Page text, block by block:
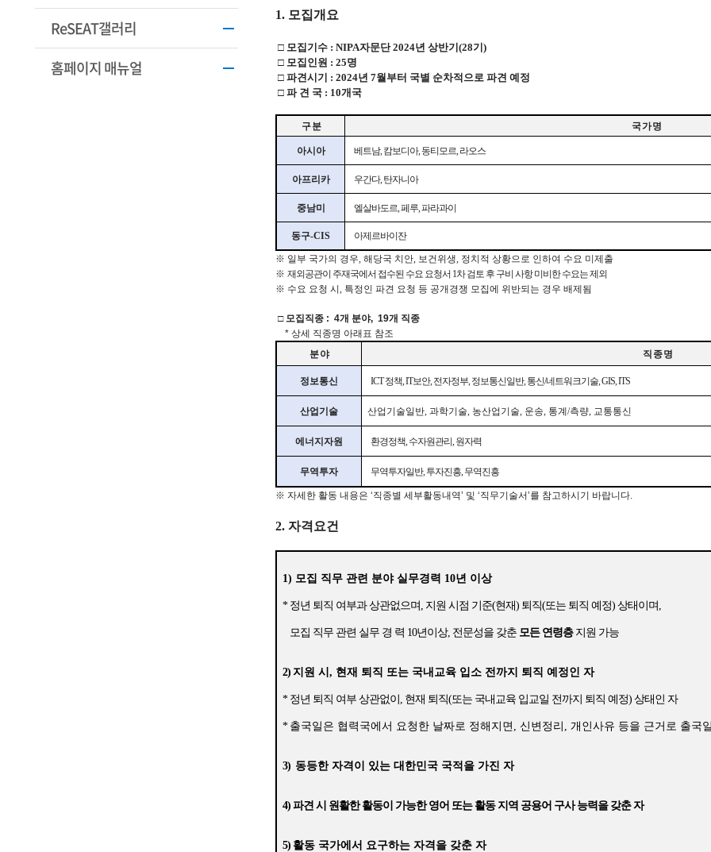
R
ReSEAT갤러리
홈페이지 매뉴얼
1. 모집개요
□ 모집기수 : NIPA자문단 2024년 상반기(28기)
□ 모집인원 : 25명
□ 파견시기 : 2024년 7월부터 국별 순차적으로 파견 예정
□ 파 견 국 : 10개국
구 분 국 가 명
아시아 베트남,캄보디아,동티모르,라오스
아프리카 우간다,탄자니아
중남미 엘살바도르,페루,파라과이
동구-CIS 아제르바이잔
※ 일부 국가의 경우, 해당국 치안, 보건위생, 정치적 상황으로 인하여 수요 미제출
※ 재외공관이 주재국에서 접수된 수요 요청서 1차 검토 후 구비 사항 미비한 수요는 제외
※ 수요 요청 시 , 특정인 파견 요청 등 공개경쟁 모집에 위반되는 경우 배제됨
□ 모집직종 : 4개 분야, 19개 직종
* 상세 직종명 아래표 참조
분야 직 종 명
정보통신 ICT정책, IT보안,전자정부,정보통신일반,통신/네트워크기술, GIS, ITS
산업기술 산업기술일반,과학기술, 농산업기술, 운송, 통계/측량, 교통통신
에너지자원 환경정책,수자원관리,원자력
무역투자 무역투자일반,투자진흥,무역진흥
※ 자세한 활동 내용은 ‘직종별 세부활동내역’ 및 ‘직무기술서’를 참고하시기 바랍니다.
2. 자격요건
1) 모집 직무 관련 분야 실무경력 10년 이상
* 정년 퇴직 여부과 상관없으며 , 지원 시점 기준(현재) 퇴직(또는 퇴직 예정) 상태이며 ,
모집 직무 관련 실무 경 력 10년이상, 전문성을 갖춘 모든 연령층 지원 가능
2) 지원 시 , 현재 퇴직 또는 국내교육 입소 전까지 퇴직 예정인 자
* 정년 퇴직 여부 상관없이 , 현재 퇴직(또는 국내교육 입교일 전까지 퇴직 예정) 상태인 자
* 출국일은 협력국에서 요청한 날짜로 정해지면 , 신변정리 , 개인사유 등을 근거로 출국
3) 동등한 자격이 있는 대한민국 국적을 가진 자
4) 파견 시 원활한 활동이 가능한 영어 또는 활동 지역 공용어 구사 능력을 갖춘 자
5) 활동 국가에서 요구하는 자격을 갖춘 자